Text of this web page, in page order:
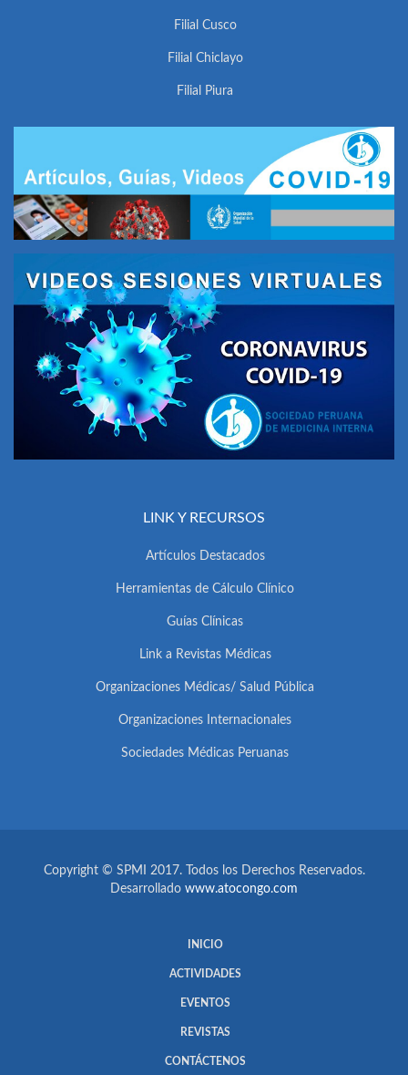
Filial Cusco
Filial Chiclayo
Filial Piura
LINK Y RECURSOS
Artículos Destacados
Herramientas de Cálculo Clínico
Guías Clínicas
Link a Revistas Médicas
Organizaciones Médicas/ Salud Pública
Organizaciones Internacionales
Sociedades Médicas Peruanas
Copyright © SPMI 2017. Todos los Derechos Reservados.
Desarrollado www.atocongo.com
INICIO
ACTIVIDADES
EVENTOS
REVISTAS
CONTÁCTENOS